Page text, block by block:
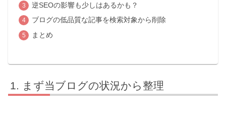
逆SEOの影響も少しはあるかも？
ブログの低品質な記事を検索対象から削除
まとめ
まず当ブログの状況から整理